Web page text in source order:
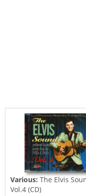
Various:The Elvis
Vol.4 (CD)